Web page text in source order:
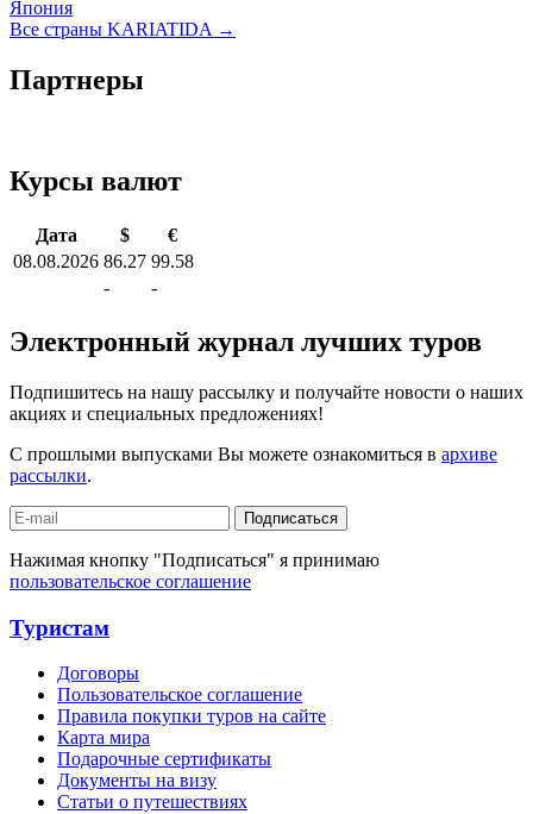
Япония
Все страны KARIATIDA →
Партнеры
Курсы валют
Дата $
€
08.08.2026 86.27 99.58
-
-
Электронный журнал лучших туров
Подпишитесь на нашу рассылку и получайте новости о наших
акциях и специальных предложениях!
С прошлыми выпусками Вы можете ознакомиться в архиве
рассылки.
Подписаться
Нажимая кнопку "Подписаться" я принимаю
пользовательское соглашение
Туристам
Договоры
Пользовательское соглашение
Правила покупки туров на сайте
Карта мира
Подарочные сертификаты
Документы на визу
Статьи о путешествиях